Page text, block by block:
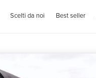
Scelti da noi Best seller